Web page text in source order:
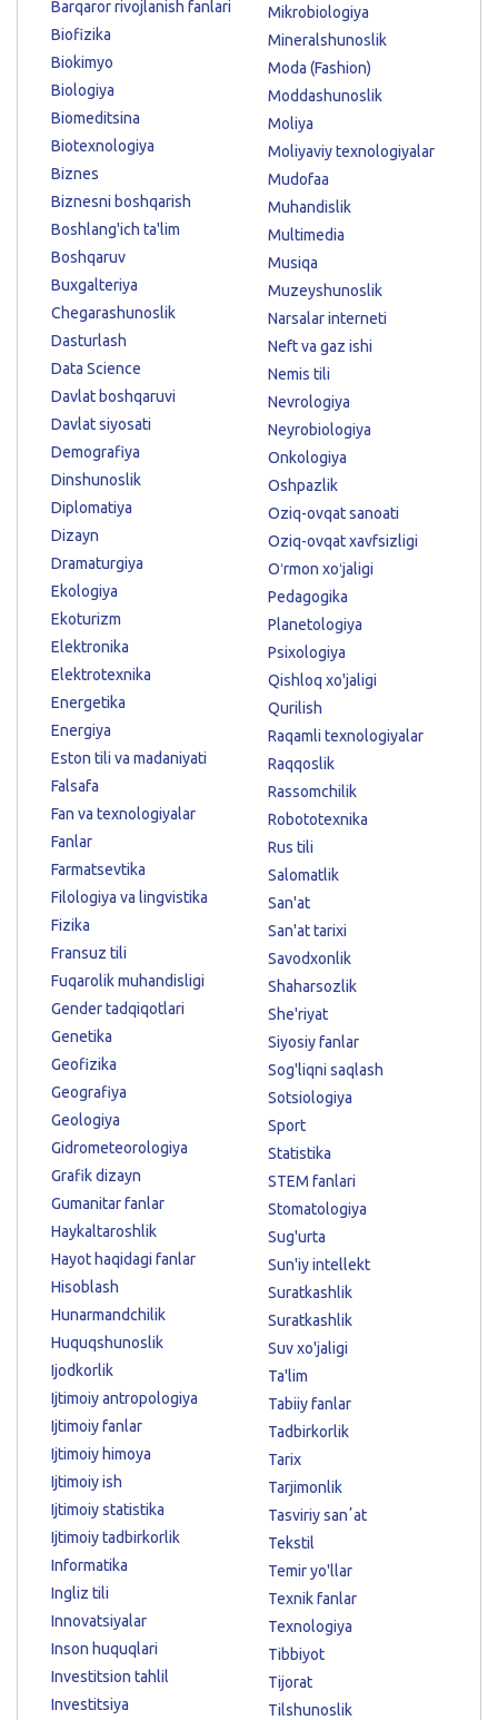
Barqaror rivojlanish fanlari
Biofizika
Biokimyo
Biologiya
Biomeditsina
Biotexnologiya
Biznes
Biznesni boshqarish
Boshlang'ich ta'lim
Boshqaruv
Buxgalteriya
Chegarashunoslik
Dasturlash
Data Science
Davlat boshqaruvi
Davlat siyosati
Demografiya
Dinshunoslik
Diplomatiya
Dizayn
Dramaturgiya
Ekologiya
Ekoturizm
Elektronika
Elektrotexnika
Energetika
Energiya
Eston tili va madaniyati
Falsafa
Fan va texnologiyalar
Fanlar
Farmatsevtika
Filologiya va lingvistika
Fizika
Fransuz tili
Fuqarolik muhandisligi
Gender tadqiqotlari
Genetika
Geofizika
Geografiya
Geologiya
Gidrometeorologiya
Grafik dizayn
Gumanitar fanlar
Haykaltaroshlik
Hayot haqidagi fanlar
Hisoblash
Hunarmandchilik
Huquqshunoslik
Ijodkorlik
Ijtimoiy antropologiya
Ijtimoiy fanlar
Ijtimoiy himoya
Ijtimoiy ish
Ijtimoiy statistika
Ijtimoiy tadbirkorlik
Informatika
Ingliz tili
Innovatsiyalar
Inson huquqlari
Investitsion tahlil
Investitsiya
Mikrobiologiya
Mineralshunoslik
Moda (Fashion)
Moddashunoslik
Moliya
Moliyaviy texnologiyalar
Mudofaa
Muhandislik
Multimedia
Musiqa
Muzeyshunoslik
Narsalar interneti
Neft va gaz ishi
Nemis tili
Nevrologiya
Neyrobiologiya
Onkologiya
Oshpazlik
Oziq-ovqat sanoati
Oziq-ovqat xavfsizligi
Oʻrmon xoʻjaligi
Pedagogika
Planetologiya
Psixologiya
Qishloq xo'jaligi
Qurilish
Raqamli texnologiyalar
Raqqoslik
Rassomchilik
Robototexnika
Rus tili
Salomatlik
San'at
San'at tarixi
Savodxonlik
Shaharsozlik
She'riyat
Siyosiy fanlar
Sog'liqni saqlash
Sotsiologiya
Sport
Statistika
STEM fanlari
Stomatologiya
Sug'urta
Sun'iy intellekt
Suratkashlik
Suratkashlik
Suv xo'jaligi
Ta'lim
Tabiiy fanlar
Tadbirkorlik
Tarix
Tarjimonlik
Tasviriy sanʼat
Tekstil
Temir yo'llar
Texnik fanlar
Texnologiya
Tibbiyot
Tijorat
Tilshunoslik